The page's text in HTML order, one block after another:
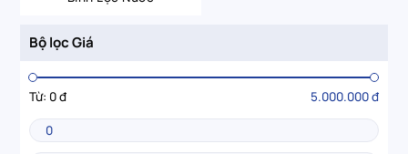
Bộ lọc Giá
Từ: 0 đ 5.000.000 đ